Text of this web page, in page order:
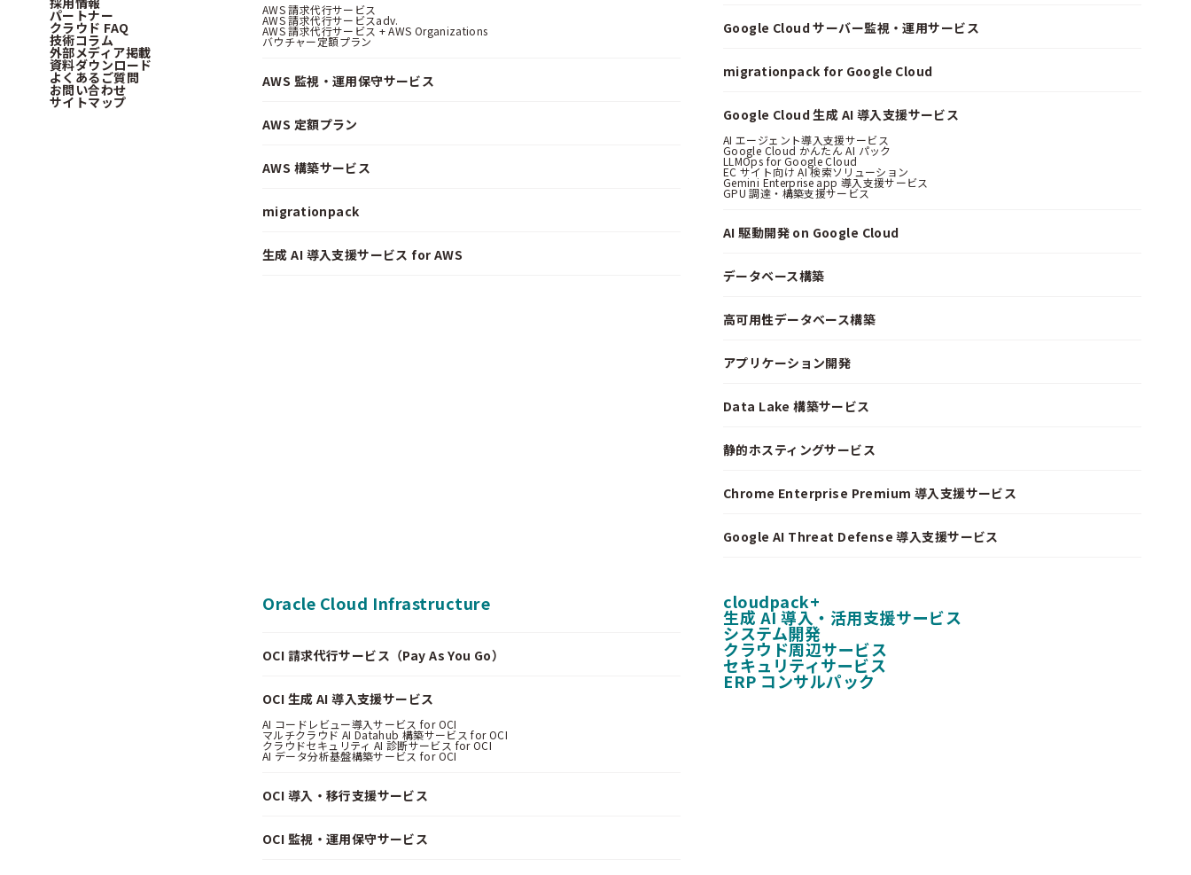
パートナー
クラウド FAQ
技術コラム
外部メディア掲載
資料ダウンロード
よくあるご質問
お問い合わせ
サイトマップ
AWS 請求代行サービス
AWS 請求代行サービスadv.
AWS 請求代行サービス + AWS Organizations
バウチャー定額プラン
AWS 監視・運用保守サービス
AWS 定額プラン
AWS 構築サービス
migrationpack
生成 AI 導入支援サービス for AWS
Google Cloud サーバー監視・運用サービス
migrationpack for Google Cloud
Google Cloud 生成 AI 導入支援サービス
AI エージェント導入支援サービス
Google Cloud かんたん AI パック
LLMOps for Google Cloud
EC サイト向け AI 検索ソリューション
Gemini Enterprise app 導入支援サービス
GPU 調達・構築支援サービス
AI 駆動開発 on Google Cloud
データベース構築
高可用性データベース構築
アプリケーション開発
Data Lake 構築サービス
静的ホスティングサービス
Chrome Enterprise Premium 導入支援サービス
Google AI Threat Defense 導入支援サービス
Oracle Cloud Infrastructure
OCI 請求代行サービス（Pay As You Go）
OCI 生成 AI 導入支援サービス
AI コードレビュー導入サービス for OCI
マルチクラウド AI Datahub 構築サービス for OCI
クラウドセキュリティ AI 診断サービス for OCI
AI データ分析基盤構築サービス for OCI
OCI 導入・移行支援サービス
OCI 監視・運用保守サービス
cloudpack+
生成 AI 導入・活用支援サービス
システム開発
クラウド周辺サービス
セキュリティサービス
ERP コンサルパック